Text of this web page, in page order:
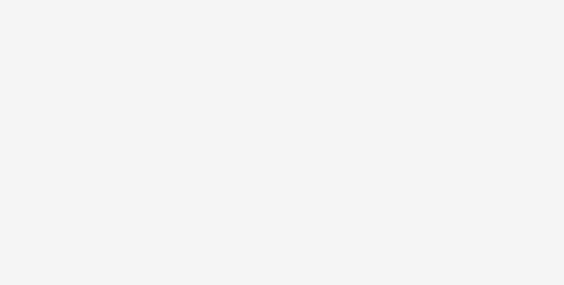
en gezin
en signaleren
over 3 Preventie en signaleren